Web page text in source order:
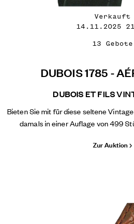
Verkauft
14.11.2025
13 Gebote
DUBOIS 1785 -
DUBOIS ET FILS
Bieten Sie mit für diese seltene
damals in einer Auflage von 499
Zur Auktion